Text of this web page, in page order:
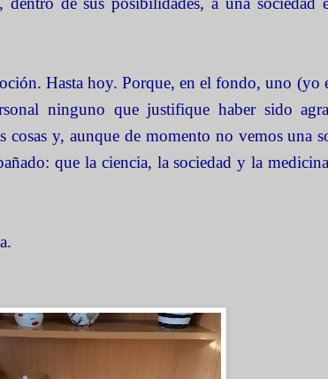
Hasta hoy. Porque, en el fondo, uno (yo
ninguno que justifique haber sido
y, aunque de momento no vemos una
que la ciencia, la sociedad y la